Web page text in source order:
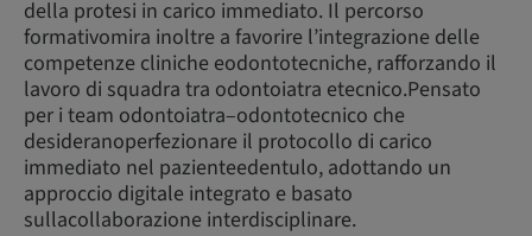
della protesi in carico immediato. Il percorso
formativomira inoltre a favorire l’integrazione delle
competenze cliniche eodontotecniche, rafforzando il
lavoro di squadra tra odontoiatra etecnico.Pensato
per i team odontoiatra–odontotecnico che
desideranoperfezionare il protocollo di carico
immediato nel pazienteedentulo, adottando un
approccio digitale integrato e basato
sullacollaborazione interdisciplinare.